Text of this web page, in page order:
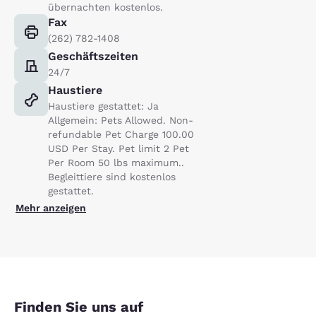
übernachten kostenlos.
Fax
(262) 782-1408
Geschäftszeiten
24/7
Haustiere
Haustiere gestattet: Ja
Allgemein: Pets Allowed. Non-
refundable Pet Charge 100.00
USD Per Stay. Pet limit 2 Pet
Per Room 50 lbs maximum..
Begleittiere sind kostenlos
gestattet.
Mehr anzeigen
Finden Sie uns auf